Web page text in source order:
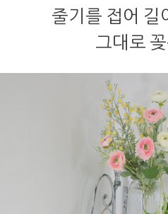
줄기를 접어 길
그대로